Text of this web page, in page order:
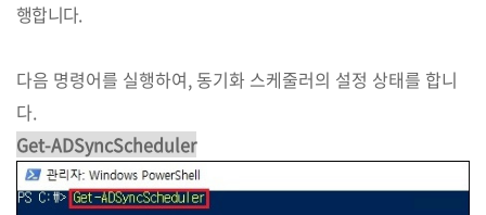
행합니다.
다음 명령어를 실행하여, 동기화 스케줄러의 설정 상태를 합니
다.
Get-ADSyncScheduler